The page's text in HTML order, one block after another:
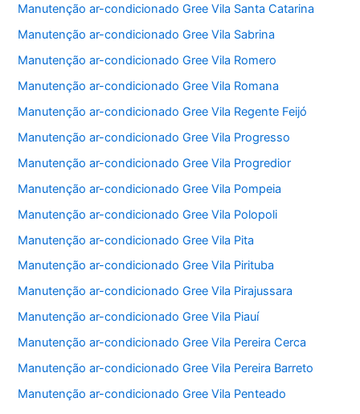
Manutenção ar-condicionado Gree Vila Santa Catarina
Manutenção ar-condicionado Gree Vila Sabrina
Manutenção ar-condicionado Gree Vila Romero
Manutenção ar-condicionado Gree Vila Romana
Manutenção ar-condicionado Gree Vila Regente Feijó
Manutenção ar-condicionado Gree Vila Progresso
Manutenção ar-condicionado Gree Vila Progredior
Manutenção ar-condicionado Gree Vila Pompeia
Manutenção ar-condicionado Gree Vila Polopoli
Manutenção ar-condicionado Gree Vila Pita
Manutenção ar-condicionado Gree Vila Pirituba
Manutenção ar-condicionado Gree Vila Pirajussara
Manutenção ar-condicionado Gree Vila Piauí
Manutenção ar-condicionado Gree Vila Pereira Cerca
Manutenção ar-condicionado Gree Vila Pereira Barreto
Manutenção ar-condicionado Gree Vila Penteado